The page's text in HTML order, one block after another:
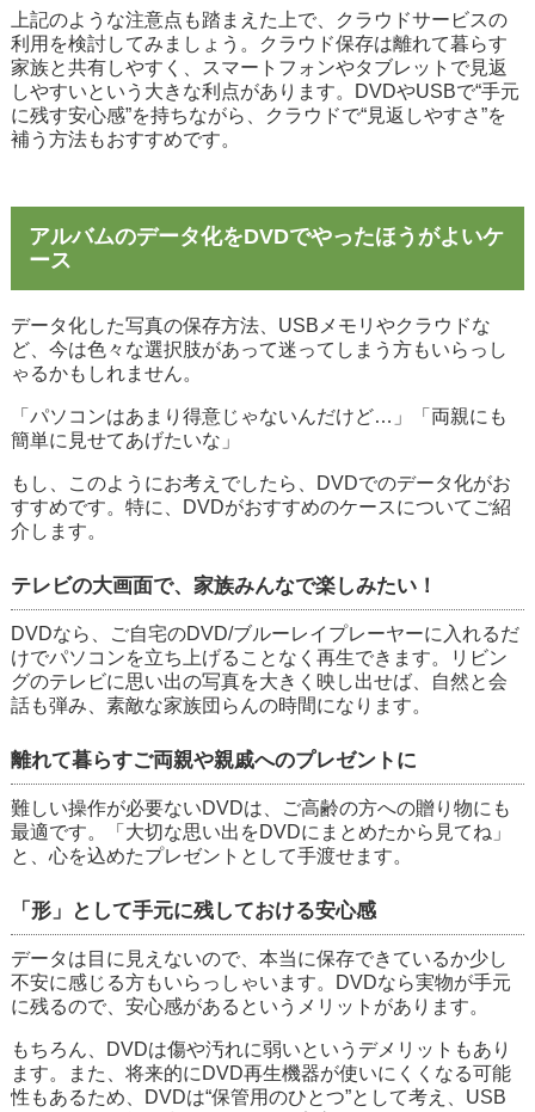
上記のような注意点も踏まえた上で、クラウドサービスの
利用を検討してみましょう。クラウド保存は離れて暮らす
家族と共有しやすく、スマートフォンやタブレットで見返
しやすいという大きな利点があります。DVDやUSBで“手元
に残す安心感”を持ちながら、クラウドで“見返しやすさ”を
補う方法もおすすめです。
アルバムのデータ化をDVDでやったほうがよいケ
ース
データ化した写真の保存方法、USBメモリやクラウドな
ど、今は色々な選択肢があって迷ってしまう方もいらっし
ゃるかもしれません。
「パソコンはあまり得意じゃないんだけど…」「両親にも
簡単に見せてあげたいな」
もし、このようにお考えでしたら、DVDでのデータ化がお
すすめです。特に、DVDがおすすめのケースについてご紹
介します。
テレビの大画面で、家族みんなで楽しみたい！
DVDなら、ご自宅のDVD/ブルーレイプレーヤーに入れるだ
けでパソコンを立ち上げることなく再生できます。リビン
グのテレビに思い出の写真を大きく映し出せば、自然と会
話も弾み、素敵な家族団らんの時間になります。
離れて暮らすご両親や親戚へのプレゼントに
難しい操作が必要ないDVDは、ご高齢の方への贈り物にも
最適です。「大切な思い出をDVDにまとめたから見てね」
と、心を込めたプレゼントとして手渡せます。
「形」として手元に残しておける安心感
データは目に見えないので、本当に保存できているか少し
不安に感じる方もいらっしゃいます。DVDなら実物が手元
に残るので、安心感があるというメリットがあります。
もちろん、DVDは傷や汚れに弱いというデメリットもあり
ます。また、将来的にDVD再生機器が使いにくくなる可能
性もあるため、DVDは“保管用のひとつ”として考え、USB